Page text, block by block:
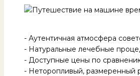
- Аутентичная атмосфера
- Натуральные лечебные
- Доступные цены по
- Неторопливый, размеренный